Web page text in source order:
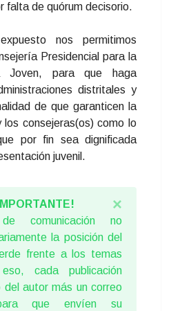
falta de quórum decisorio.
nos permitimos
Presidencial para la
Joven, para que haga
distritales y
de que garanticen la
consejeras(os) como lo
por fin sea dignificada
juvenil.
×
comunicación no
la posición del
frente a los temas
cada publicación
autor más un correo
que envíen su